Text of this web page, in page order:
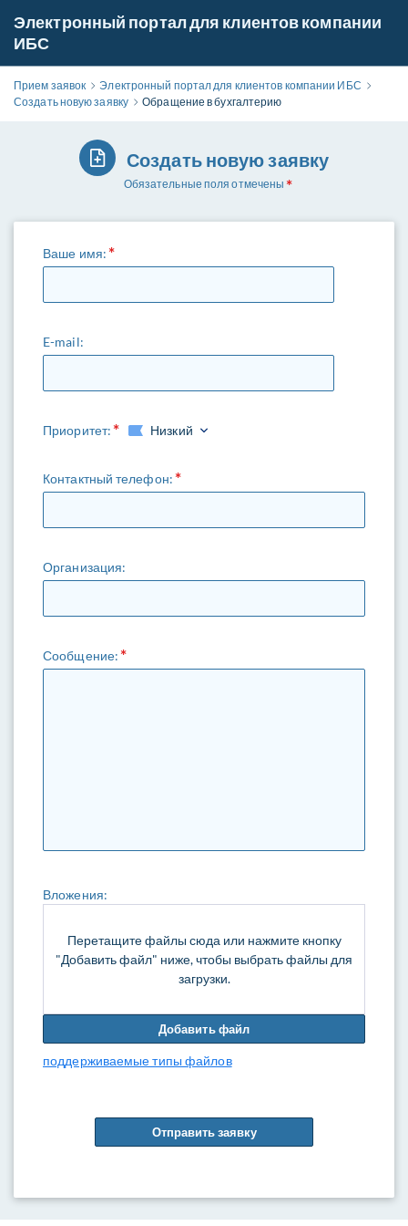
Электронный портал для клиентов компании
ИБС
Прием заявок
Электронный портал для клиентов компании ИБС
Создать новую заявку
Обращение в бухгалтерию
Создать новую заявку
Обязательные поля отмечены
Ваше имя:
E-mail:
Приоритет: Низкий
Контактный телефон:
Организация:
Сообщение:
Вложения:
Перетащите файлы сюда или нажмите кнопку
"Добавить файл" ниже, чтобы выбрать файлы для
загрузки.
Добавить файл
поддерживаемые типы файлов
Отправить заявку